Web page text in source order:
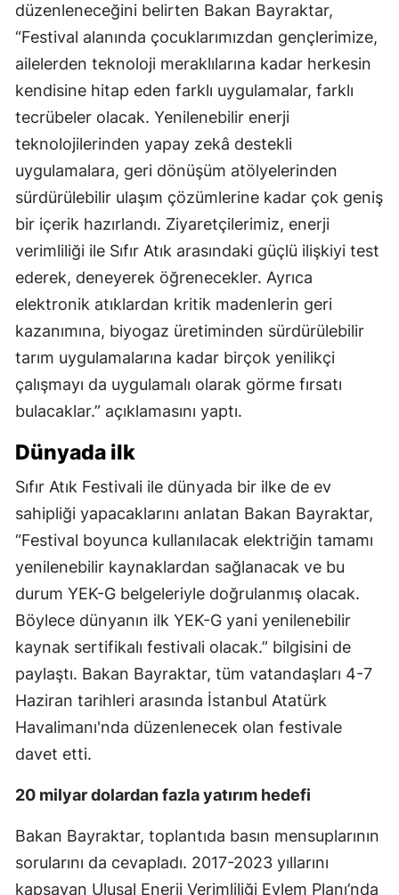
düzenleneceğini belirten Bakan Bayraktar,
“Festival alanında çocuklarımızdan gençlerimize,
ailelerden teknoloji meraklılarına kadar herkesin
kendisine hitap eden farklı uygulamalar, farklı
tecrübeler olacak. Yenilenebilir enerji
teknolojilerinden yapay zekâ destekli
uygulamalara, geri dönüşüm atölyelerinden
sürdürülebilir ulaşım çözümlerine kadar çok geniş
bir içerik hazırlandı. Ziyaretçilerimiz, enerji
verimliliği ile Sıfır Atık arasındaki güçlü ilişkiyi test
ederek, deneyerek öğrenecekler. Ayrıca
elektronik atıklardan kritik madenlerin geri
kazanımına, biyogaz üretiminden sürdürülebilir
tarım uygulamalarına kadar birçok yenilikçi
çalışmayı da uygulamalı olarak görme fırsatı
bulacaklar.” açıklamasını yaptı.
Dünyada ilk
Sıfır Atık Festivali ile dünyada bir ilke de ev
sahipliği yapacaklarını anlatan Bakan Bayraktar,
“Festival boyunca kullanılacak elektriğin tamamı
yenilenebilir kaynaklardan sağlanacak ve bu
durum YEK-G belgeleriyle doğrulanmış olacak.
Böylece dünyanın ilk YEK-G yani yenilenebilir
kaynak sertifikalı festivali olacak.” bilgisini de
paylaştı. Bakan Bayraktar, tüm vatandaşları 4-7
Haziran tarihleri arasında İstanbul Atatürk
Havalimanı'nda düzenlenecek olan festivale
davet etti.
20 milyar dolardan fazla yatırım hedefi
Bakan Bayraktar, toplantıda basın mensuplarının
sorularını da cevapladı. 2017-2023 yıllarını
kapsayan Ulusal Enerji Verimliliği Eylem Planı’nda